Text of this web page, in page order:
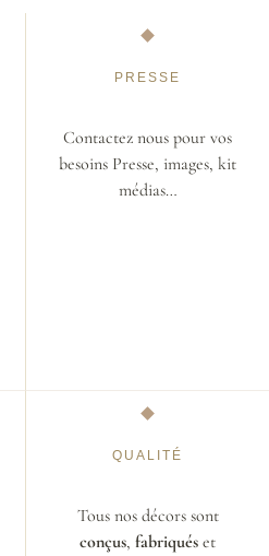
PRESSE
Contactez nous pour vos
besoins Presse, images, kit
médias…
QUALITÉ
Tous nos décors sont
conçus, fabriqués et